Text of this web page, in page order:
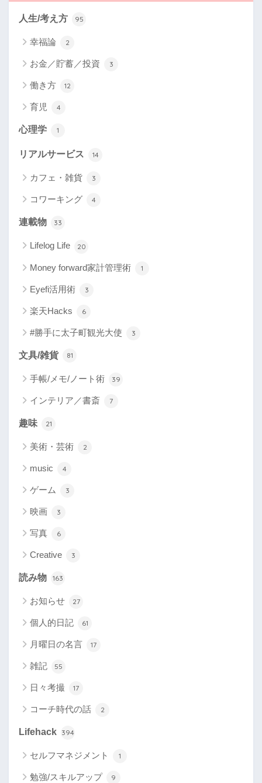
人生/考え方 95
幸福論 2
お金／貯蓄／投資 3
働き方 12
育児 4
心理学 1
リアルサービス 14
カフェ・雑貨 3
コワーキング 4
連載物 33
Lifelog Life 20
Money forward家計管理術 1
Eyefi活用術 3
楽天Hacks 6
#勝手に太子町観光大使 3
文具/雑貨 81
手帳/メモ/ノート術 39
インテリア／書斎 7
趣味 21
美術・芸術 2
music 4
ゲーム 3
映画 3
写真 6
Creative 3
読み物 163
お知らせ 27
個人的日記 61
月曜日の名言 17
雑記 55
日々考撮 17
コーチ時代の話 2
Lifehack 394
セルフマネジメント 1
勉強/スキルアップ 9